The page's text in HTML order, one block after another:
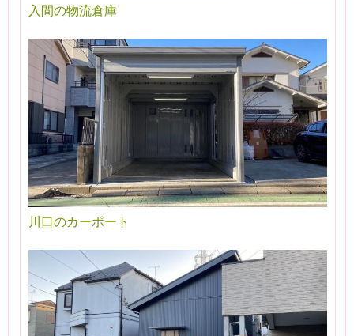
入間の物流倉庫
川口のカーポート